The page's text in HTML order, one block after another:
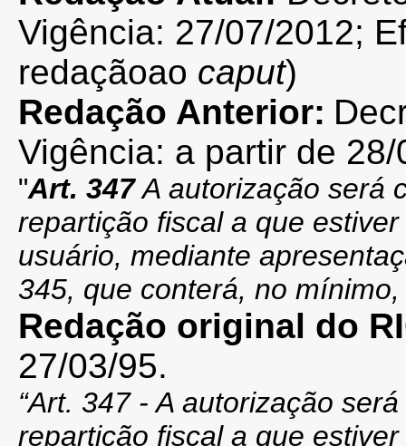
Vigência: 27/07/2012;
redaçãoao caput)
Redação Anterior:
Vigência: a partir de
"Art. 347A autorização será
repartição fiscal a que
usuário, mediante
345, que conterá, no
Redação original do
27/03/95.
“Art. 347 - A autorização
repartição fiscal a que